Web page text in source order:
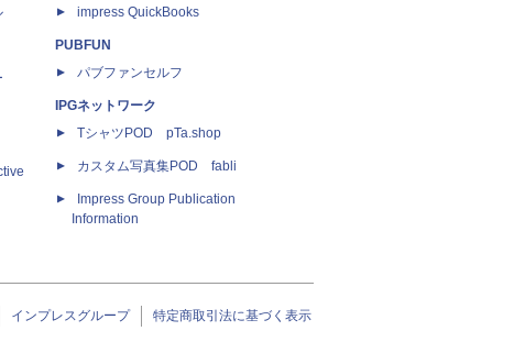
impress QuickBooks
PUBFUN
パブファンセルフ
IPGネットワーク
TシャツPOD pTa.shop
カスタム写真集POD fabli
Impress Group Publication
Information
インプレスグループ 特定商取引法に基づく表示